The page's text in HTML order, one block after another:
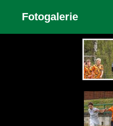
Zobrazit galerii
Fotogalerie